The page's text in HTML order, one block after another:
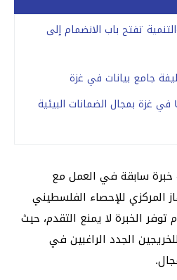
تفتح باب الانضمام إلى
جامع بيانات في غزة
وظيفة شاغرة مع UNDP في غزة بمجال الضمانات البيئية
خبرة سابقة في العمل مع
المركزي للإحصاء الفلسطيني
توفر الخبرة لا يمنع التقدم، حيث
الجدد الراغبين في